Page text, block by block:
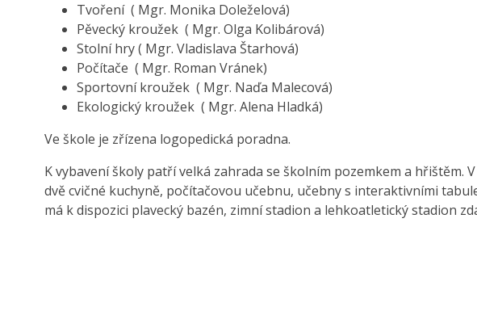
Tvoření ( Mgr. Monika Doleželová)
Pěvecký kroužek ( Mgr. Olga Kolibárová)
Stolní hry ( Mgr. Vladislava Štarhová)
Počítače ( Mgr. Roman Vránek)
Sportovní kroužek ( Mgr. Naďa Malecová)
Ekologický kroužek ( Mgr. Alena Hladká)
Ve škole je zřízena logopedická poradna.
K vybavení školy patří velká zahrada se školním pozemkem a hřištěm.
dvě cvičné kuchyně, počítačovou učebnu, učebny s interaktivními
má k dispozici plavecký bazén, zimní stadion a lehkoatletický stadion